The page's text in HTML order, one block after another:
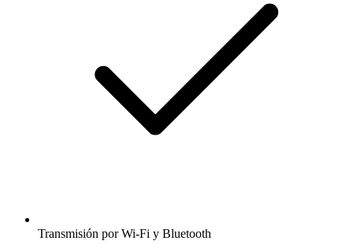
Transmisión por Wi-Fi y Bluetooth